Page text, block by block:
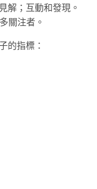
解；互動和發現。
關注者。
的指標：